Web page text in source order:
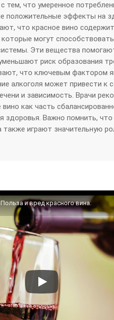
тем, что умеренное
положительные эффекты на
что красное вино
которые могут
Эти вещества
риск образования
что ключевым фактором
алкоголя может привести к
и зависимость. Врачи
как часть
здоровья. Важно помнить,
также играют значительную
и вред красного вина.